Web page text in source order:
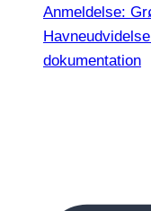
Anmeldelse:
dokumentation